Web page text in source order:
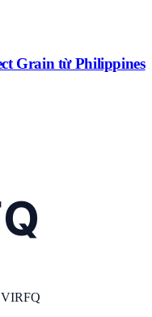
Grain từ Philippines
VIRFQ